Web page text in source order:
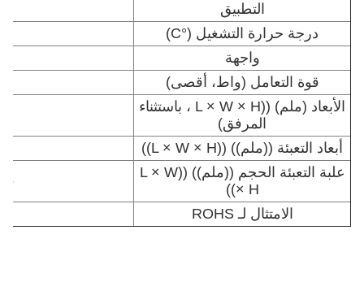
التطبيق
درجة حرارة التشغيل (°C)
واجهة
قوة التعامل (واط، أقصى)
الأبعاد (ملم) ((L × W × H ، باستثناء
المرفق)
أبعاد التعبئة ((ملم)) ((L × W × H))
علبة التعبئة الحجم ((ملم)) ((L × W
× H))
الامتثال لـ ROHS